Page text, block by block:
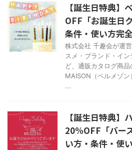
【誕生日特典】
OFF「お誕生日
条件・使い方完
株式会社 千趣会が運
スメ・ブランド・イ
ど、通販カタログ商
MAISON（ベルメゾ
...
【誕生日特典】
20%OFF「バー
い方・条件・使